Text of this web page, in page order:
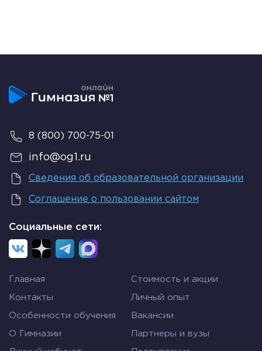
8 (800) 700-75-01
info@og1.ru
Сведения об образовательной организации
Соглашение о пользовании сайтом
Социальные сети:
Главная Стоимость и акции
Контакты Личный опыт
Особенности обучения Вакансии
О Гимназии Партнеры и вузы